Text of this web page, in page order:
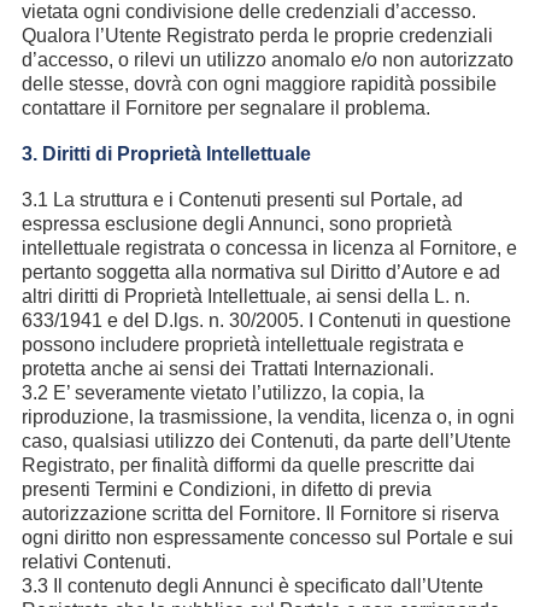
vietata ogni condivisione delle credenziali d’accesso.
Qualora l’Utente Registrato perda le proprie credenziali
d’accesso, o rilevi un utilizzo anomalo e/o non autorizzato
delle stesse, dovrà con ogni maggiore rapidità possibile
contattare il Fornitore per segnalare il problema.
3. Diritti di Proprietà Intellettuale
3.1 La struttura e i Contenuti presenti sul Portale, ad
espressa esclusione degli Annunci, sono proprietà
intellettuale registrata o concessa in licenza al Fornitore, e
pertanto soggetta alla normativa sul Diritto d’Autore e ad
altri diritti di Proprietà Intellettuale, ai sensi della L. n.
633/1941 e del D.lgs. n. 30/2005. I Contenuti in questione
possono includere proprietà intellettuale registrata e
protetta anche ai sensi dei Trattati Internazionali.
3.2 E’ severamente vietato l’utilizzo, la copia, la
riproduzione, la trasmissione, la vendita, licenza o, in ogni
caso, qualsiasi utilizzo dei Contenuti, da parte dell’Utente
Registrato, per finalità difformi da quelle prescritte dai
presenti Termini e Condizioni, in difetto di previa
autorizzazione scritta del Fornitore. Il Fornitore si riserva
ogni diritto non espressamente concesso sul Portale e sui
relativi Contenuti.
3.3 Il contenuto degli Annunci è specificato dall’Utente